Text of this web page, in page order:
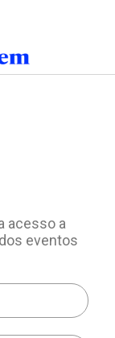
acesso a
eventos